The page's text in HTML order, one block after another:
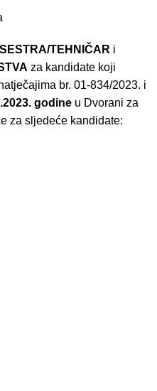
TEHNIČAR i
za kandidate koji
br. 01-834/2023. i
godineu Dvorani za
za sljedeće kandidate: